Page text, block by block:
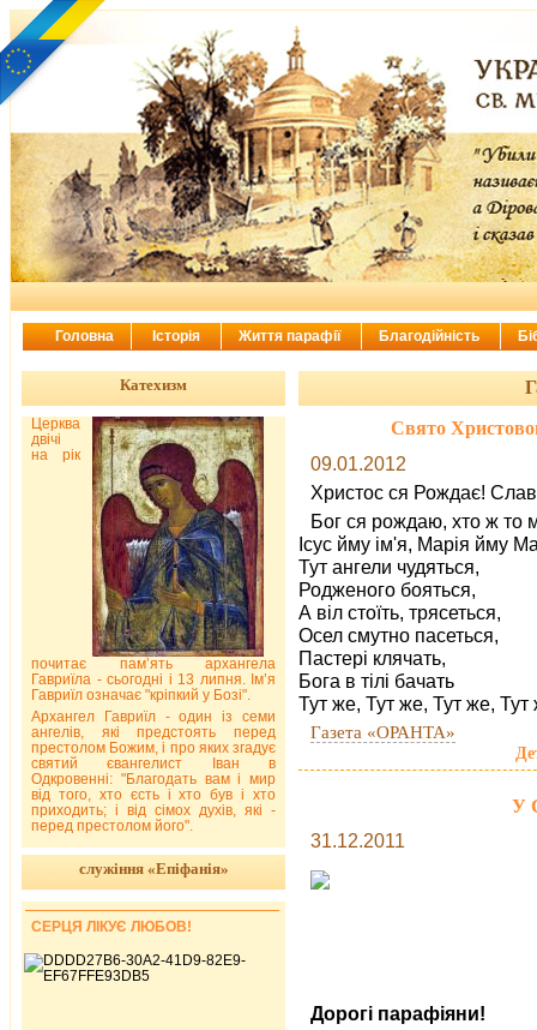
Свято
09.01.2012
Христос ся Рождає!
Бог ся рождаю, хто ж то
Ісус йму ім'я, Марія йму
Тут ангели чудяться,
Родженого бояться,
А віл стоїть, трясеться,
Осел смутно пасеться,
Пастері клячать,
Бога в тілі бачать
Тут же, Тут же, Тут же, Тут
Газета «ОРАНТА»
У
31.12.2011
Дорогі парафіяни!
Катехизм
Церква
двічі
на рік
почитає пам’ять архангела
Гавриїла - сьогодні і 13 липня. Ім’я
Гавриїл означає "кріпкий у Бозі".
Архангел Гавриїл - один із семи
ангелів, які предстоять перед
престолом Божим, і про яких згадує
святий євангелист Іван в
Одкровенні: "Благодать вам і мир
від того, хто єсть і хто був і хто
приходить; і від сімох духів, які -
перед престолом його".
служіння «Епіфанія»
СЕРЦЯ ЛІКУЄ ЛЮБОВ!
Головна Історія Життя парафії Благодійність